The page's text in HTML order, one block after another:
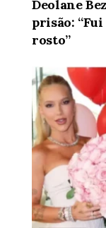
Deolane
prisão:
rosto”